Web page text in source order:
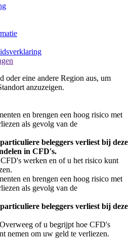
oder eine andere Region aus, um
anzuzeigen.
en brengen een hoog risico met
als gevolg van de
beleggers verliest bij deze
in CFD's.
werken en of u het risico kunt
en brengen een hoog risico met
als gevolg van de
beleggers verliest bij deze
of u begrijpt hoe CFD's
nemen om uw geld te verliezen.